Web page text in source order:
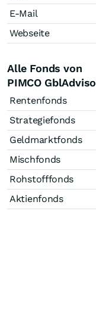
E-Mail
Webseite
Alle Fonds von
PIMCO
Rentenfonds
Strategiefonds
Geldmarktfonds
Mischfonds
Rohstofffonds
Aktienfonds